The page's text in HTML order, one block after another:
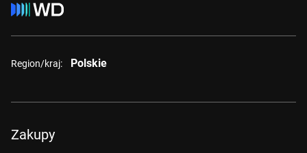
Region/kraj: Polskie
Zakupy